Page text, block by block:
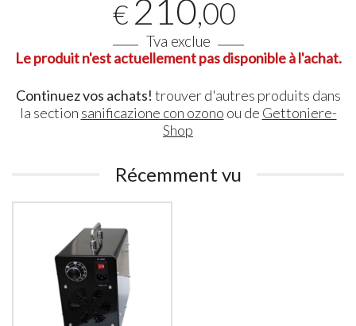
€ 210,00
Tva exclue
Le produit n'est actuellement pas disponible à l'achat.
Continuez vos achats! trouver d'autres produits dans
la section sanificazione con ozono ou de Gettoniere-
Shop
Récemment vu